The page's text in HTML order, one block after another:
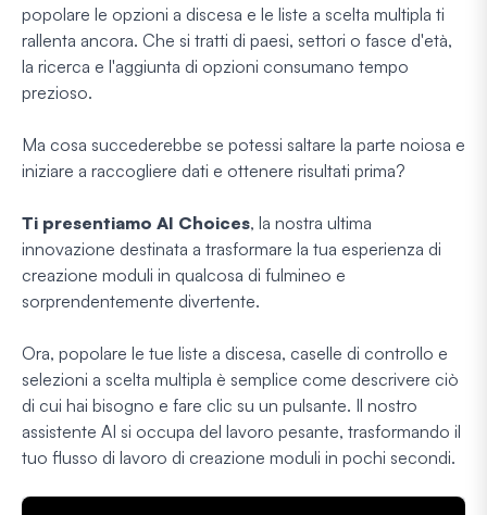
popolare le opzioni a discesa e le liste a scelta multipla ti
rallenta ancora. Che si tratti di paesi, settori o fasce d'età,
la ricerca e l'aggiunta di opzioni consumano tempo
prezioso.
Ma cosa succederebbe se potessi saltare la parte noiosa e
iniziare a raccogliere dati e ottenere risultati prima?
Ti presentiamo AI Choices, la nostra ultima
innovazione destinata a trasformare la tua esperienza di
creazione moduli in qualcosa di fulmineo e
sorprendentemente divertente.
Ora, popolare le tue liste a discesa, caselle di controllo e
selezioni a scelta multipla è semplice come descrivere ciò
di cui hai bisogno e fare clic su un pulsante. Il nostro
assistente AI si occupa del lavoro pesante, trasformando il
tuo flusso di lavoro di creazione moduli in pochi secondi.